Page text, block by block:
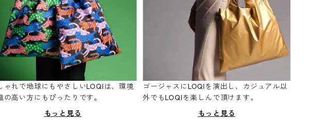
ゃれで地球にもやさしいLOQIは、環境
の高い方にもぴったりです。
もっと見る
ゴージャスにLOQIを演出し、カジュアル以
外でもLOQIを楽しんで頂けます。
もっと見る